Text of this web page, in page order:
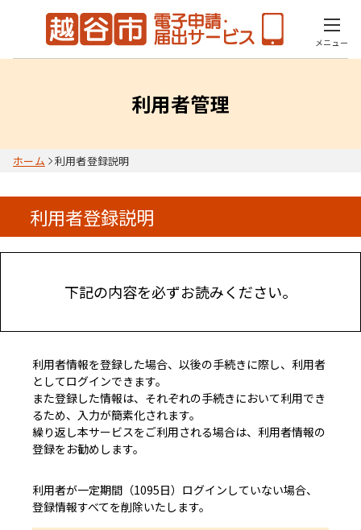
メニュー
利用者管理
ホーム 利用者登録説明
利用者登録説明
下記の内容を必ずお読みください。
利用者情報を登録した場合、以後の手続きに際し、利用者
としてログインできます。
また登録した情報は、それぞれの手続きにおいて利用でき
るため、入力が簡素化されます。
繰り返し本サービスをご利用される場合は、利用者情報の
登録をお勧めします。
利用者が一定期間（1095日）ログインしていない場合、
登録情報すべてを削除いたします。